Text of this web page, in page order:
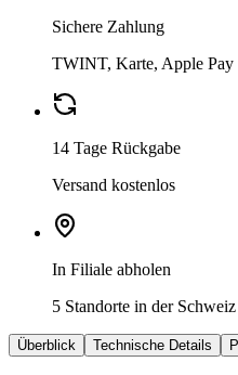
Sichere Zahlung
TWINT, Karte, Apple Pay
14 Tage Rückgabe
Versand kostenlos
In Filiale abholen
5 Standorte in der Schweiz
Überblick Technische Details